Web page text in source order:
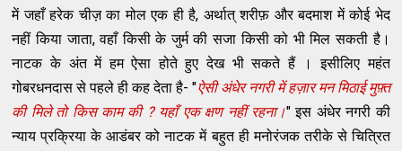
में जहाँ हरेक चीज़ का मोल एक ही है, अर्थात् शरीफ़ और बदमाश में कोई भेद
नहीं किया जाता, वहाँ किसी के जुर्म की सजा किसी को भी मिल सकती है।
नाटक के अंत में हम ऐसा होते हुए देख भी सकते हैं । इसीलिए महंत
गोबरधनदास से पहले ही कह देता है- "ऐसी अंधेर नगरी में हज़ार मन मिठाई मुफ़्त
की मिले तो किस काम की ? यहाँ एक क्षण नहीं रहना।" इस अंधेर नगरी की
न्याय प्रक्रिया के आडंबर को नाटक में बहुत ही मनोरंजक तरीके से चित्रित